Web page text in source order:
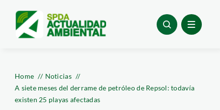
content
Home
Noticias
A siete meses del derrame de petróleo de Repsol: todavía
existen 25 playas afectadas